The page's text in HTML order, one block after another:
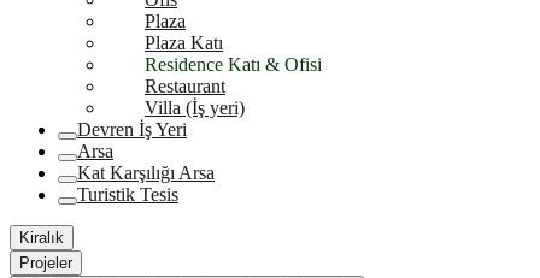
Plaza
Plaza Katı
Residence Katı & Ofisi
Restaurant
Villa (İş yeri)
Devren İş Yeri
Arsa
Kat Karşılığı Arsa
Turistik Tesis
Kiralık
Projeler